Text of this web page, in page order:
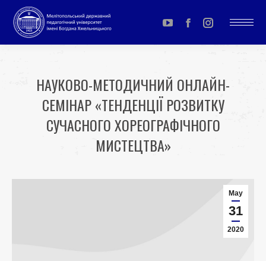
YouTube
page
in
new
window
Facebook
page
in
new
window
Instagram
page
in
new
window
НАУКОВО-МЕТОДИЧНИЙ ОНЛАЙН-
СЕМІНАР «ТЕНДЕНЦІЇ РОЗВИТКУ
СУЧАСНОГО ХОРЕОГРАФІЧНОГО
МИСТЕЦТВА»
May
31
2020